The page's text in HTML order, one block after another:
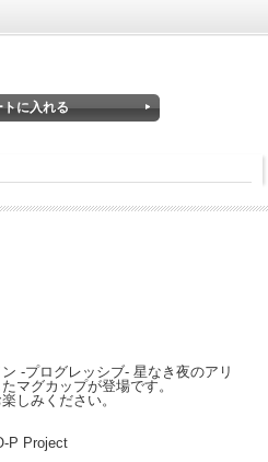
-プログレッシブ- 星なき夜のアリ
マグカップが登場です。
しみください。
P Project